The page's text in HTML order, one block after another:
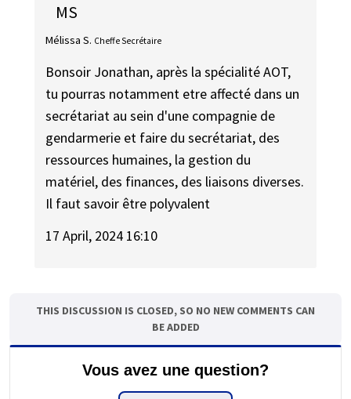
MS
Mélissa S. Cheffe Secrétaire
Bonsoir Jonathan, après la spécialité AOT,
tu pourras notamment etre affecté dans un
secrétariat au sein d'une compagnie de
gendarmerie et faire du secrétariat, des
ressources humaines, la gestion du
matériel, des finances, des liaisons diverses.
Il faut savoir être polyvalent
17 April, 2024 16:10
THIS DISCUSSION IS CLOSED, SO NO NEW COMMENTS CAN
BE ADDED
Vous avez une question?